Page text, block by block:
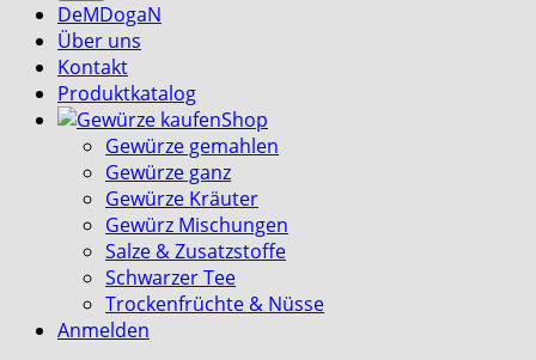
DeMDogaN
Über uns
Kontakt
Produktkatalog
Shop
Gewürze gemahlen
Gewürze ganz
Gewürze Kräuter
Gewürz Mischungen
Salze & Zusatzstoffe
Schwarzer Tee
Trockenfrüchte & Nüsse
Anmelden